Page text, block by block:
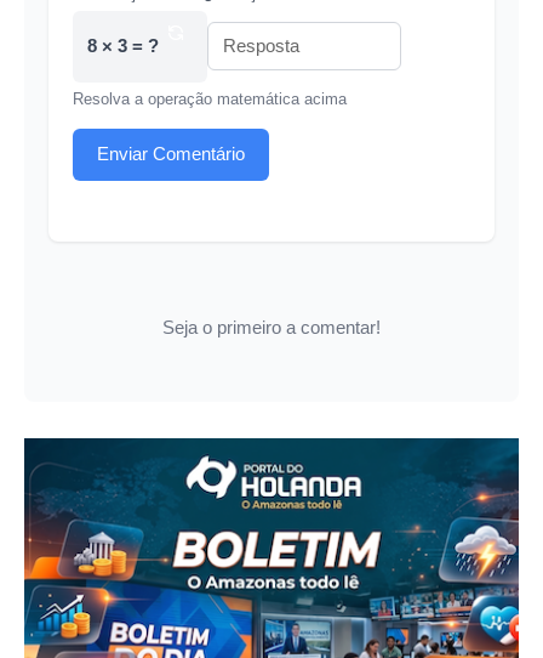
8 × 3 = ?
Resolva a operação matemática acima
Enviar Comentário
Seja o primeiro a comentar!